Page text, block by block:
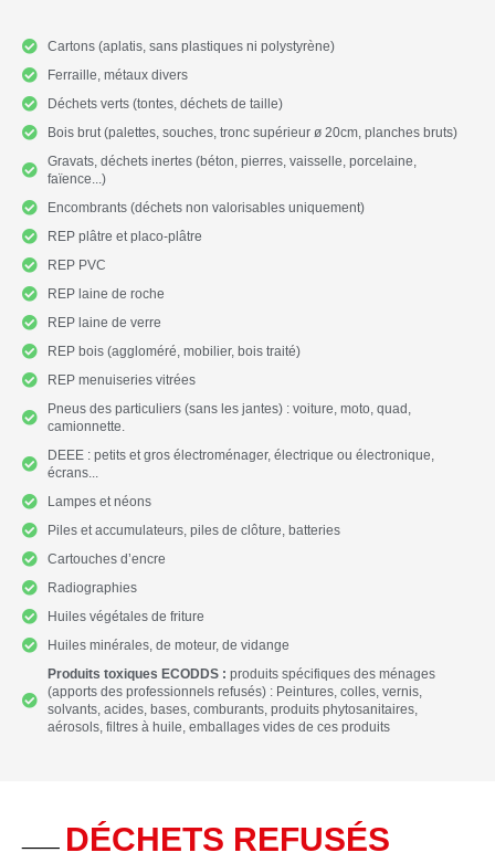
Cartons (aplatis, sans plastiques ni polystyrène)
Ferraille, métaux divers
Déchets verts (tontes, déchets de taille)
Bois brut (palettes, souches, tronc supérieur ø 20cm, planches bruts)
Gravats, déchets inertes (béton, pierres, vaisselle, porcelaine,
faïence...)
Encombrants (déchets non valorisables uniquement)
REP plâtre et placo-plâtre
REP PVC
REP laine de roche
REP laine de verre
REP bois (aggloméré, mobilier, bois traité)
REP menuiseries vitrées
Pneus des particuliers (sans les jantes) : voiture, moto, quad,
camionnette.
DEEE : petits et gros électroménager, électrique ou électronique,
écrans...
Lampes et néons
Piles et accumulateurs, piles de clôture, batteries
Cartouches d’encre
Radiographies
Huiles végétales de friture
Huiles minérales, de moteur, de vidange
Produits toxiques ECODDS : produits spécifiques des ménages
(apports des professionnels refusés) : Peintures, colles, vernis,
solvants, acides, bases, comburants, produits phytosanitaires,
aérosols, filtres à huile, emballages vides de ces produits
DÉCHETS REFUSÉS